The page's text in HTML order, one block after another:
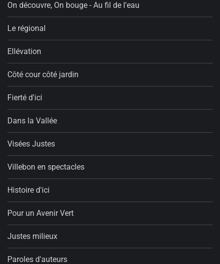
On découvre, On bouge - Au fil de l'eau
Le régional
Ellévation
Côté cour côté jardin
Fierté d'ici
Dans la Vallée
Visées Justes
Villebon en spectacles
Histoire d'ici
Pour un Avenir Vert
Justes milieux
Paroles d'auteurs